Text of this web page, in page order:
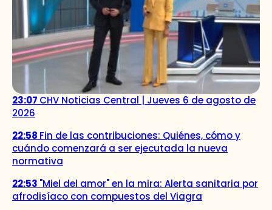
23:07 CHV Noticias Central | Jueves 6 de agosto de
2026
22:58 Fin de las contribuciones: Quiénes, cómo y
cuándo comenzará a ser ejecutada la nueva
normativa
22:53 "Miel del amor" en la mira: Alerta sanitaria por
afrodisíaco con compuestos del Viagra